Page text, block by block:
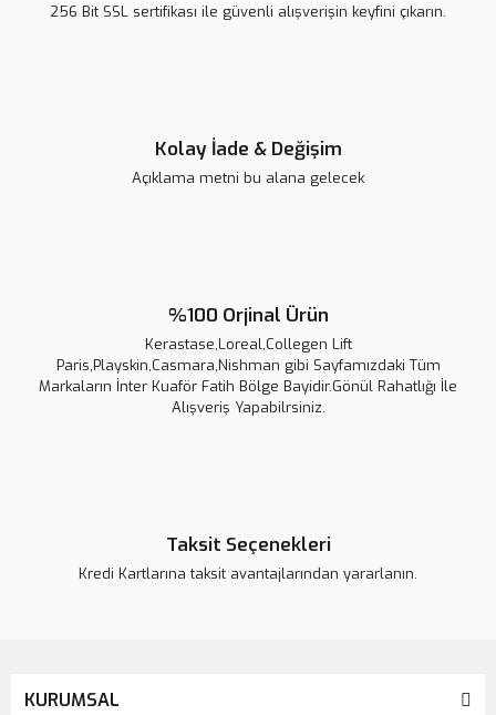
256 Bit SSL sertifikası ile güvenli alışverişin keyfini çıkarın.
Kolay İade & Değişim
Açıklama metni bu alana gelecek
%100 Orjinal Ürün
Kerastase,Loreal,Collegen Lift
Paris,Playskin,Casmara,Nishman gibi Sayfamızdaki Tüm
Markaların İnter Kuaför Fatih Bölge Bayidir.Gönül Rahatlığı İle
Alışveriş Yapabilrsiniz.
Taksit Seçenekleri
Kredi Kartlarına taksit avantajlarından yararlanın.
KURUMSAL